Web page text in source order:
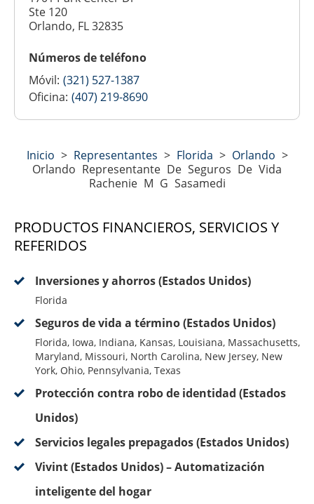
Ste 120
Orlando, FL 32835
Números de teléfono
Móvil: (321) 527-1387
Oficina: (407) 219-8690
Inicio > Representantes > Florida > Orlando >
Orlando Representante De Seguros De Vida
Rachenie M G Sasamedi
PRODUCTOS FINANCIEROS, SERVICIOS Y
REFERIDOS
Inversiones y ahorros (Estados Unidos)
Florida
Seguros de vida a término (Estados Unidos)
Florida, Iowa, Indiana, Kansas, Louisiana, Massachusetts,
Maryland, Missouri, North Carolina, New Jersey, New
York, Ohio, Pennsylvania, Texas
Protección contra robo de identidad (Estados
Unidos)
Servicios legales prepagados (Estados Unidos)
Vivint (Estados Unidos) – Automatización
inteligente del hogar